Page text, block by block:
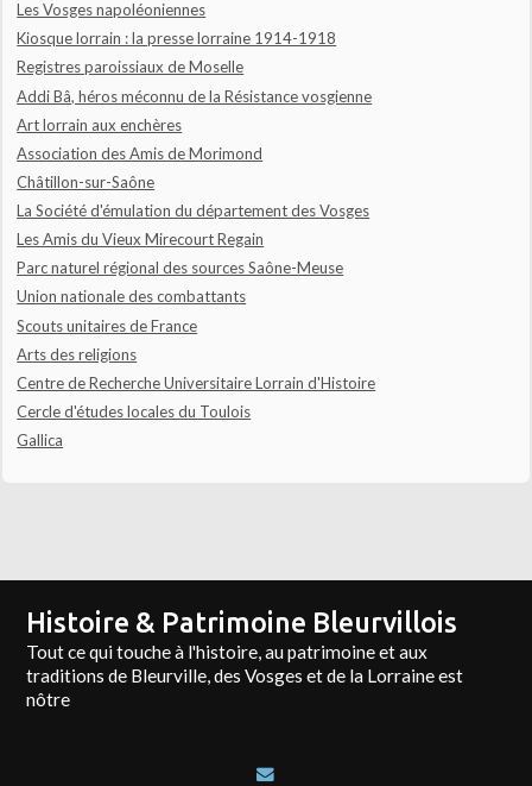
Les Vosges napoléoniennes
Kiosque lorrain : la presse lorraine 1914-1918
Registres paroissiaux de Moselle
Addi Bâ, héros méconnu de la Résistance vosgienne
Art lorrain aux enchères
Association des Amis de Morimond
Châtillon-sur-Saône
La Société d'émulation du département des Vosges
Les Amis du Vieux Mirecourt Regain
Parc naturel régional des sources Saône-Meuse
Union nationale des combattants
Scouts unitaires de France
Arts des religions
Centre de Recherche Universitaire Lorrain d'Histoire
Cercle d'études locales du Toulois
Gallica
Histoire & Patrimoine Bleurvillois
Tout ce qui touche à l'histoire, au patrimoine et aux
traditions de Bleurville, des Vosges et de la Lorraine est
nôtre